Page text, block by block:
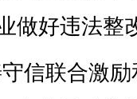
做好违法整
信联合激